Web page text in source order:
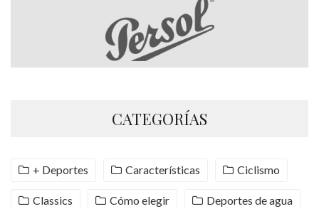
CATEGORÍAS
+ Deportes Características Ciclismo
Classics Cómo elegir Deportes de agua